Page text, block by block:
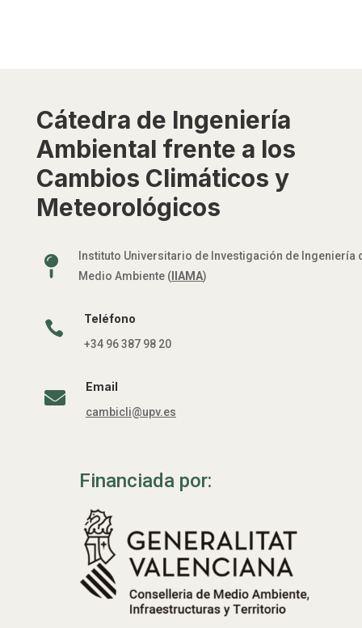
Cátedra de Ingeniería
Ambiental frente a los
Cambios Climáticos y
Meteorológicos

Instituto Universitario de Investigación de Ingeniería
Medio Ambiente (IIAMA)
 Teléfono
+34 96 387 98 20

Email
cambicli@upv.es
Financiada por: